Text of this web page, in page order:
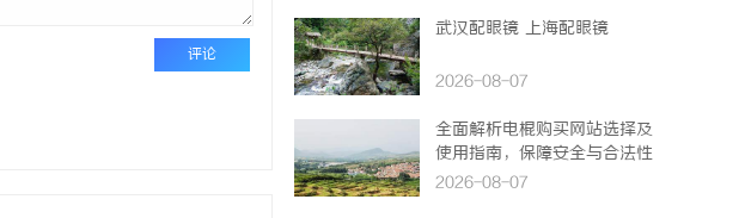
评论
武汉配眼镜 上海配眼镜
2026-08-07
全面解析电棍购买网站选择及
使用指南，保障安全与合法性
2026-08-07